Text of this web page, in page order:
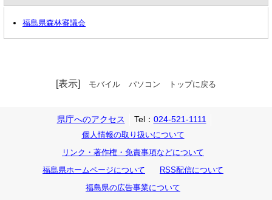
福島県森林審議会
[表示] モバイル パソコン トップに戻る
県庁へのアクセス Tel： 024-521-1111
個人情報の取り扱いについて
リンク・著作権・免責事項などについて
福島県ホームページについて
RSS配信について
福島県の広告事業について